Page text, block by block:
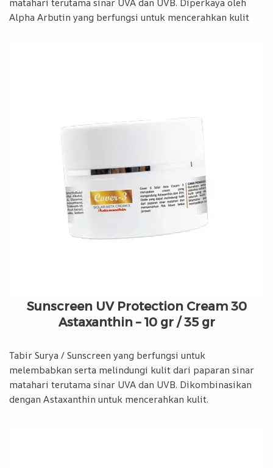
matahari terutama sinar UVA dan UVB. Diperkaya oleh
Alpha Arbutin yang berfungsi untuk mencerahkan kulit
Sunscreen UV Protection Cream 30
Astaxanthin – 10 gr / 35 gr
Tabir Surya / Sunscreen yang berfungsi untuk
melembabkan serta melindungi kulit dari paparan sinar
matahari terutama sinar UVA dan UVB. Dikombinasikan
dengan Astaxanthin untuk mencerahkan kulit.